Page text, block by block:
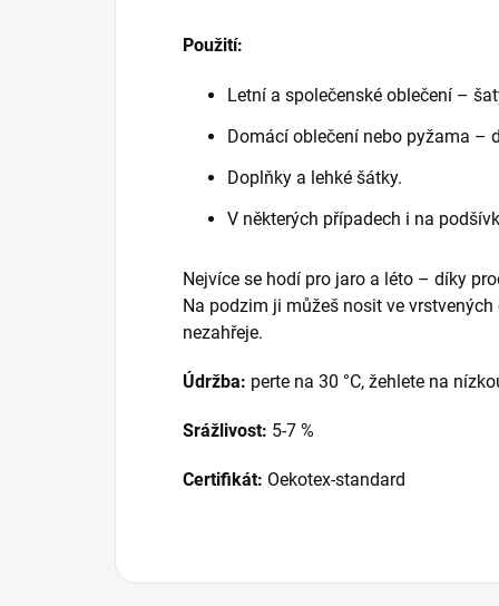
Použití:
Letní a společenské oblečení –
Domácí oblečení nebo pyžama –
Doplňky a lehké šátky.
V některých případech i na
Nejvíce se hodí pro jaro a léto – díky
Na podzim ji můžeš nosit ve
nezahřeje.
Údržba: perte na 30 °C, žehlete na
Srážlivost: 5-7 %
Certifikát: Oekotex-standard